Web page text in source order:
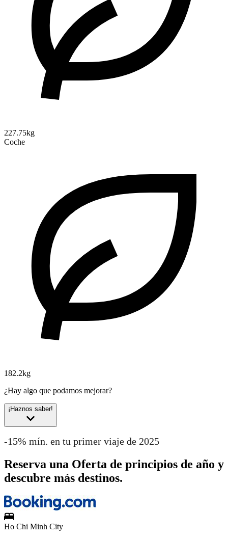
227.75kg
Coche
182.2kg
¿Hay algo que podamos mejorar?
¡Haznos saber!
-15% mín. en tu primer viaje de 2025
Reserva una Oferta de principios de año y
descubre más destinos.
Ho Chi Minh City